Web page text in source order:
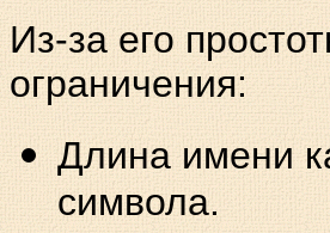
Из-за его
ограничения:
Длина имени
символа.